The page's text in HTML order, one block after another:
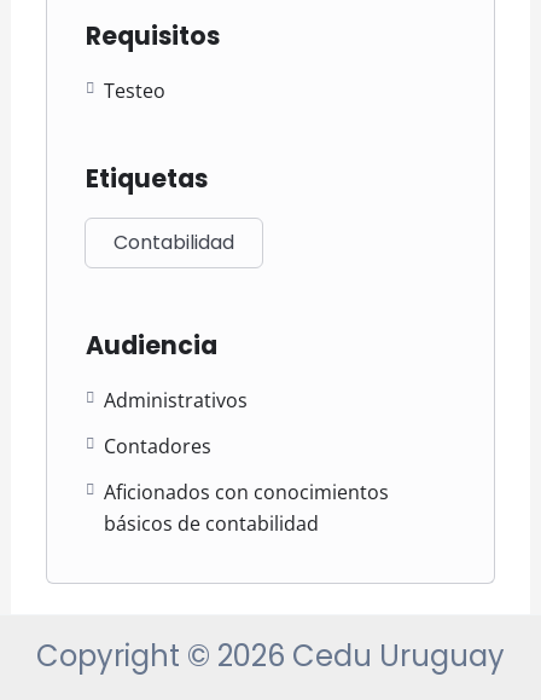
Requisitos
Testeo
Etiquetas
Contabilidad
Audiencia
Administrativos
Contadores
Aficionados con conocimientos
básicos de contabilidad
Copyright © 2026 Cedu Uruguay